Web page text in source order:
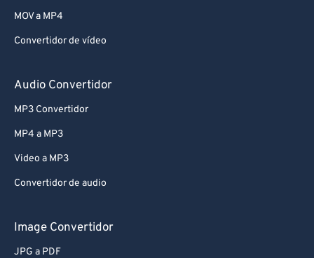
MOV a MP4
Convertidor de vídeo
Audio Convertidor
MP3 Convertidor
MP4 a MP3
Video a MP3
Convertidor de audio
Image Convertidor
JPG a PDF